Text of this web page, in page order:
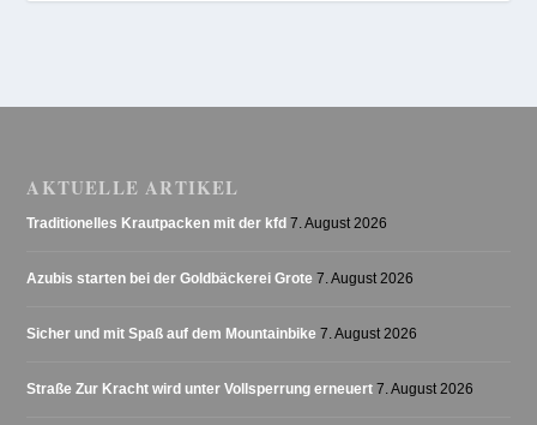
AKTUELLE ARTIKEL
Traditionelles Krautpacken mit der kfd 7. August 2026
Azubis starten bei der Goldbäckerei Grote 7. August 2026
Sicher und mit Spaß auf dem Mountainbike 7. August 2026
Straße Zur Kracht wird unter Vollsperrung erneuert 7. August 2026